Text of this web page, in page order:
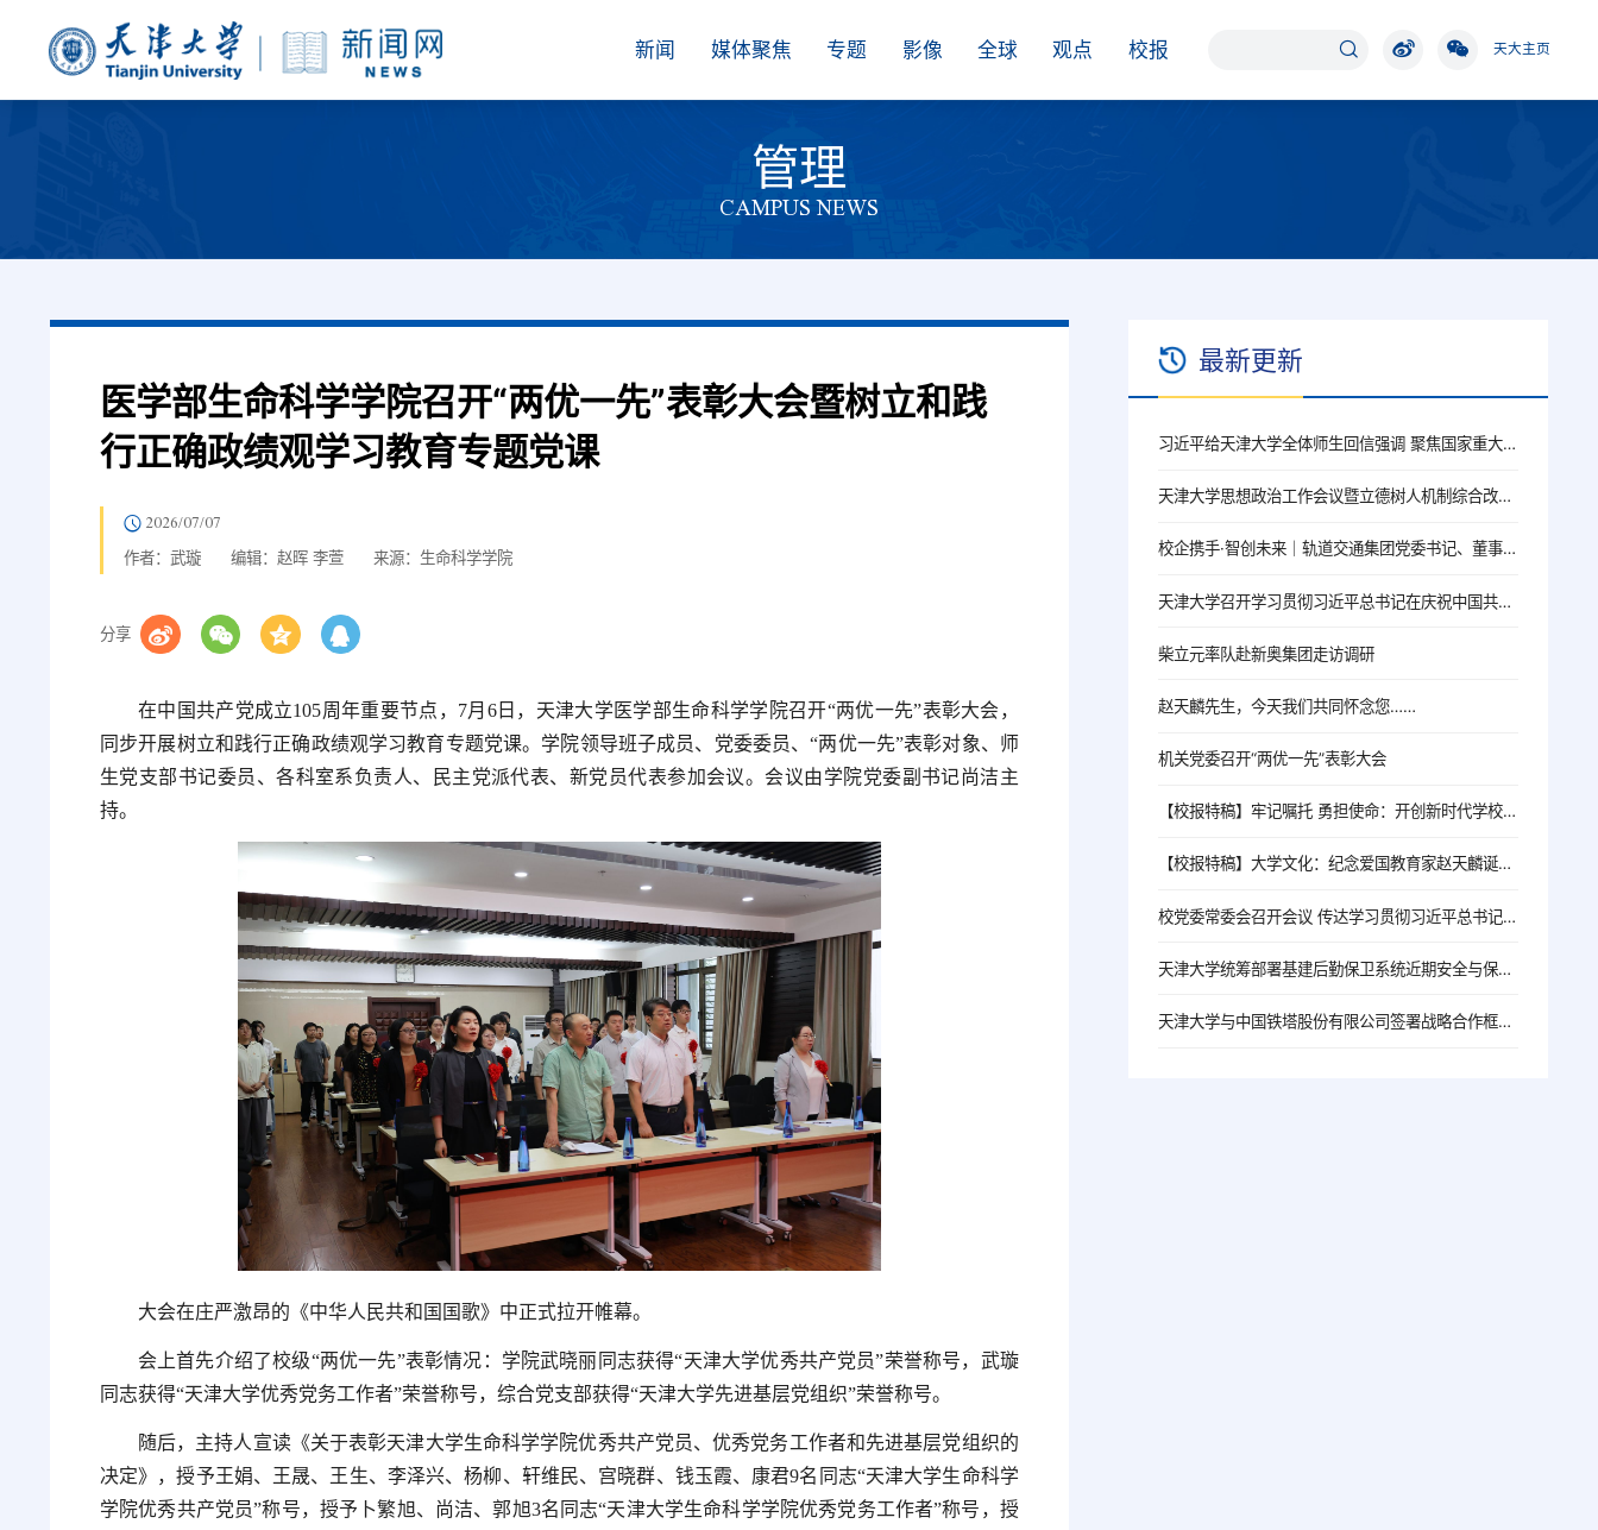
新闻 媒体聚焦 专题 影像 全球 观点 校报 天大主页
管理
CAMPUS NEWS
医学部生命科学学院召开“两优一先”表彰大会暨树立和践
行正确政绩观学习教育专题党课
2026/07/07
作者：武璇 编辑：赵晖 李萱 来源：生命科学学院
分享
在中国共产党成立105周年重要节点，7月6日，天津大学医学部生命科学学院召开“两优一先”表彰大会，
同步开展树立和践行正确政绩观学习教育专题党课。学院领导班子成员、党委委员、“两优一先”表彰对象、师
生党支部书记委员、各科室系负责人、民主党派代表、新党员代表参加会议。会议由学院党委副书记尚洁主
持。
大会在庄严激昂的《中华人民共和国国歌》中正式拉开帷幕。
会上首先介绍了校级“两优一先”表彰情况：学院武晓丽同志获得“天津大学优秀共产党员”荣誉称号，武璇
同志获得“天津大学优秀党务工作者”荣誉称号，综合党支部获得“天津大学先进基层党组织”荣誉称号。
随后，主持人宣读《关于表彰天津大学生命科学学院优秀共产党员、优秀党务工作者和先进基层党组织的
决定》，授予王娟、王晟、王生、李泽兴、杨柳、轩维民、宫晓群、钱玉霞、康君9名同志“天津大学生命科学
学院优秀共产党员”称号，授予卜繁旭、尚洁、郭旭3名同志“天津大学生命科学学院优秀党务工作者”称号，授
最新更新
习近平给天津大学全体师生回信强调 聚焦国家重大战略需求提高人才培养质量 更好服务经济社会发展
天津大学思想政治工作会议暨立德树人机制综合改革推进会召开
校企携手·智创未来｜轨道交通集团党委书记、董事长吴秉军赴天津大学机械工程学院调研交流
天津大学召开学习贯彻习近平总书记在庆祝中国共产党成立105周年大会上的重要讲话精神座谈会
柴立元率队赴新奥集团走访调研
赵天麟先生，今天我们共同怀念您……
机关党委召开“两优一先”表彰大会
【校报特稿】牢记嘱托 勇担使命：开创新时代学校思政工作新局面
【校报特稿】大学文化：纪念爱国教育家赵天麟诞辰140周年座谈会举行
校党委常委会召开会议 传达学习贯彻习近平总书记“七一”重要讲话精神
天津大学统筹部署基建后勤保卫系统近期安全与保障工作
天津大学与中国铁塔股份有限公司签署战略合作框架协议